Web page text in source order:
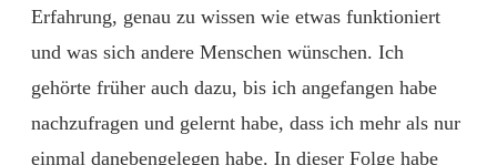
Erfahrung, genau zu wissen wie etwas funktioniert
und was sich andere Menschen wünschen. Ich
gehörte früher auch dazu, bis ich angefangen habe
nachzufragen und gelernt habe, dass ich mehr als nur
einmal danebengelegen habe. In dieser Folge habe